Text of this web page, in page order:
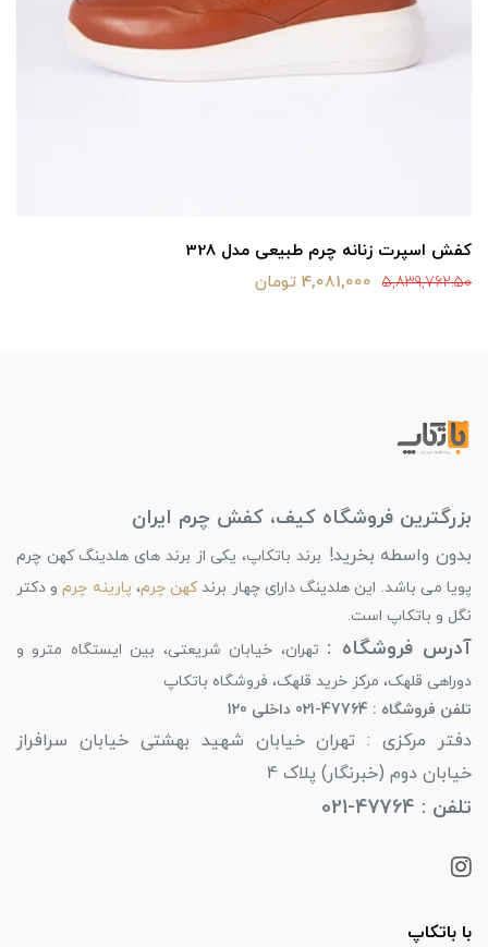
کفش اسپرت زنانه چرم طبیعی مدل 328
5,839,762.50 4,081,000 تومان
بزرگترین فروشگاه کیف، کفش چرم ایران
بدون واسطه بخرید! برند باتکاپ، یکی از برند های هلدینگ کهن چرم
پویا می باشد. این هلدینگ دارای چهار برندکهن چرم، پارینه چرمو دکتر
نگل و باتکاپ است.
آدرس فروشگاه : تهران، خیابان شریعتی، بین ایستگاه مترو و
دوراهی قلهک، مرکز خرید قلهک، فروشگاه باتکاپ
تلفن فروشگاه : 47764-021 داخلی 120
دفتر مرکزی : تهران خیابان شهید بهشتی خیابان سرافراز
خیابان دوم (خبرنگار) پلاک 4
تلفن : 47764-021
با باتکاپ